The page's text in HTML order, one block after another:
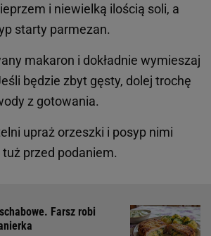
i niewielką ilością soli, a
starty parmezan.
makaron i dokładnie wymieszaj
będzie zbyt gęsty, dolej trochę
z gotowania.
upraż orzeszki i posyp nimi
przed podaniem.
Farsz robi